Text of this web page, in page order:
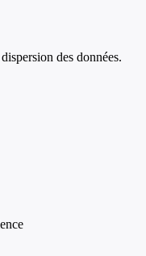
des données.